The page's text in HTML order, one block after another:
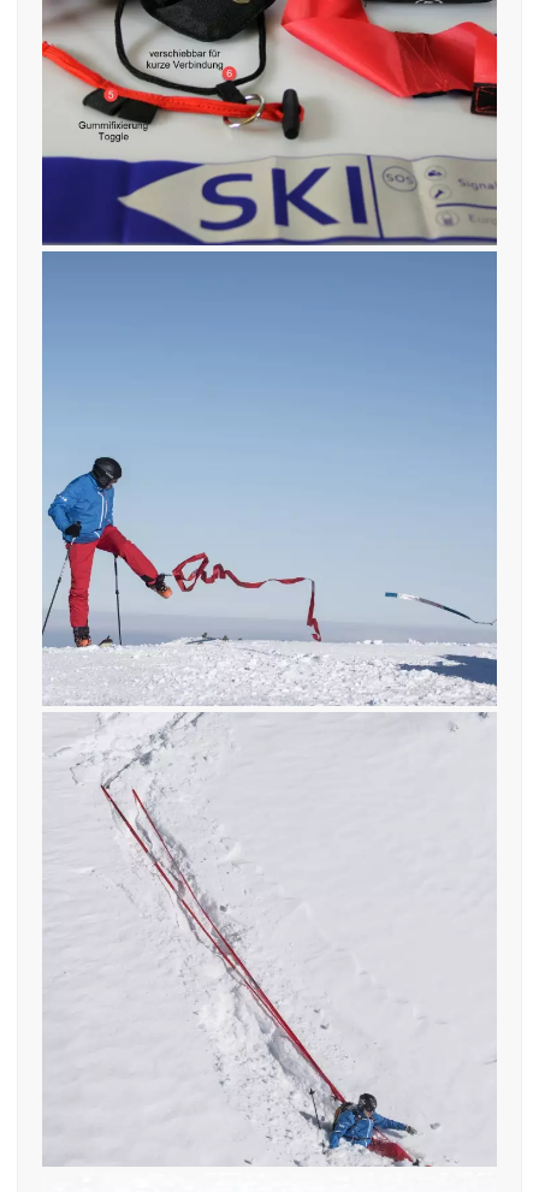
Find—me Neuheiten 2019
beschriftet
find—me Sollreisstelle verhindert
19. Januar 2017
Mit find—me nie mehr Ski im
Tiefschnee suchen